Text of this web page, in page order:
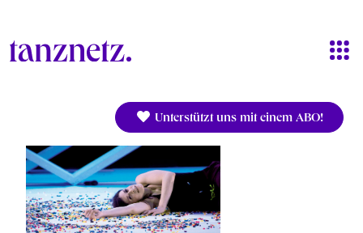
Unterstützt uns mit einem ABO!